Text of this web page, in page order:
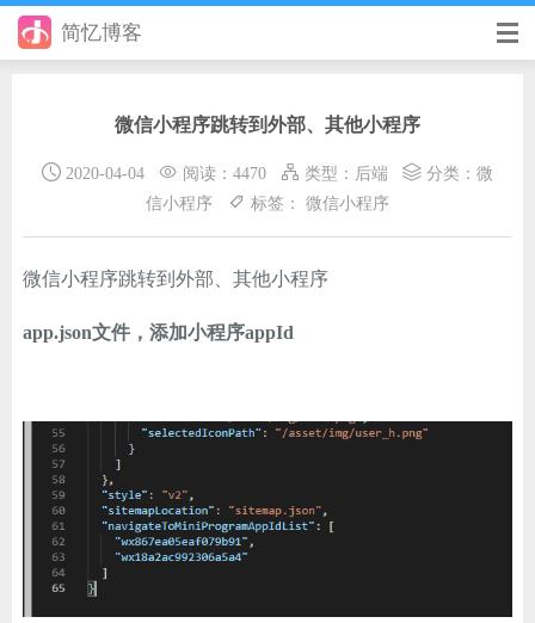
简忆博客
手册
日记
其它
优秀个人博客
省钱帮
ChatGPT
微信小程序跳转到外部、其他小程序
2020-04-04 阅读：4470 类型： 后端 分类： 微
信小程序
标签： 微信小程序
微信小程序跳转到外部、其他小程序
app.json文件，添加小程序appId